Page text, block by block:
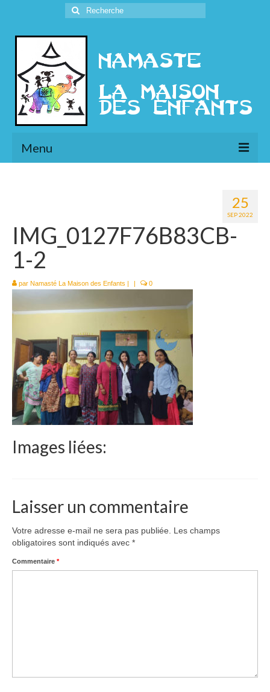
Rechercher
:
Menu
l’Ethique
Le Népal
Missions 2023
Actualités
Nous contacter
25
SEP 2022
IMG_0127F76B83CB-
1-2
par Namasté La Maison des Enfants | | 0
Images liées:
Laisser un commentaire
Votre adresse e-mail ne sera pas publiée.
Les champs
obligatoires sont indiqués avec *
Commentaire *